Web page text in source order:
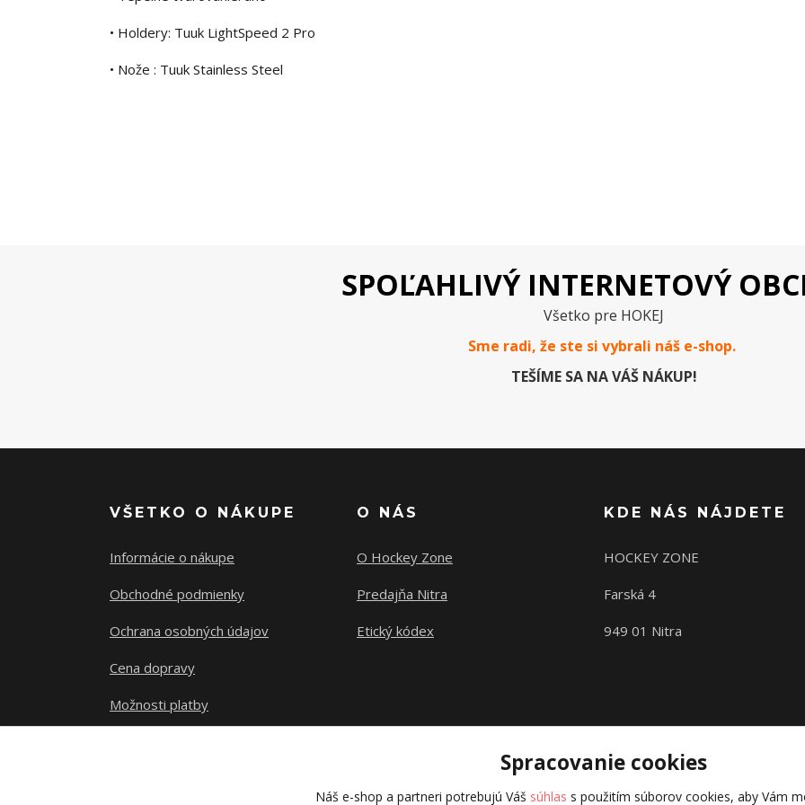
• Holdery: Tuuk LightSpeed 2 Pro
• Nože : Tuuk Stainless Steel
SPOĽAHLIVÝ INTERNETOVÝ
Všetko pre HOKEJ
Sme radi, že ste si vybrali náš e-shop.
TEŠÍME SA NA VÁŠ NÁKUP!
VŠETKO O NÁKUPE
Informácie o nákupe
Obchodné podmienky
Ochrana osobných údajov
Cena dopravy
Možnosti platby
O NÁS
O Hockey Zone
Predajňa Nitra
Etický kódex
KDE NÁS NÁJDETE
HOCKEY ZONE
Farská 4
949 01 Nitra
Spracovanie cookies
Náš e-shop a partneri potrebujú Váš súhlas s použitím súborov cookies, aby Vám